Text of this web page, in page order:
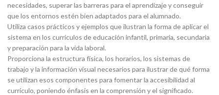
necesidades, superar las barreras para el aprendizaje y conseguir
que los entornos estén bien adaptados para el alumnado.
Utiliza casos prácticos y ejemplos que ilustran la forma de aplicar el
sistema en los currículos de educación infantil, primaria, secundaria
y preparación para la vida laboral.
Proporciona la estructura física, los horarios, los sistemas de
trabajo y la información visual necesarios para ilustrar de qué forma
se utilizan esos componentes para fomentar la accesibilidad al
currículo, poniendo énfasis en la comprensión y el significado.